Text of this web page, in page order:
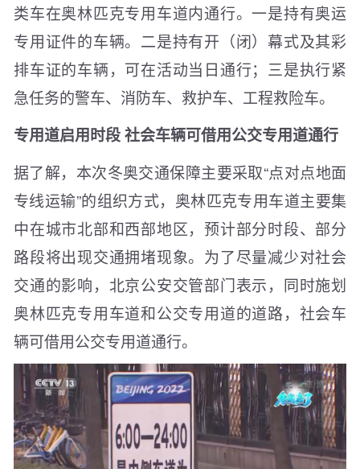
类车在奥林匹克专用车道内通行。一是持有奥运
专用证件的车辆。二是持有开（闭）幕式及其彩
排车证的车辆，可在活动当日通行；三是执行紧
急任务的警车、消防车、救护车、工程救险车。
专用道启用时段 社会车辆可借用公交专用道通行
据了解，本次冬奥交通保障主要采取“点对点地面
专线运输”的组织方式，奥林匹克专用车道主要集
中在城市北部和西部地区，预计部分时段、部分
路段将出现交通拥堵现象。为了尽量减少对社会
交通的影响，北京公安交管部门表示，同时施划
奥林匹克专用车道和公交专用道的道路，社会车
辆可借用公交专用道通行。